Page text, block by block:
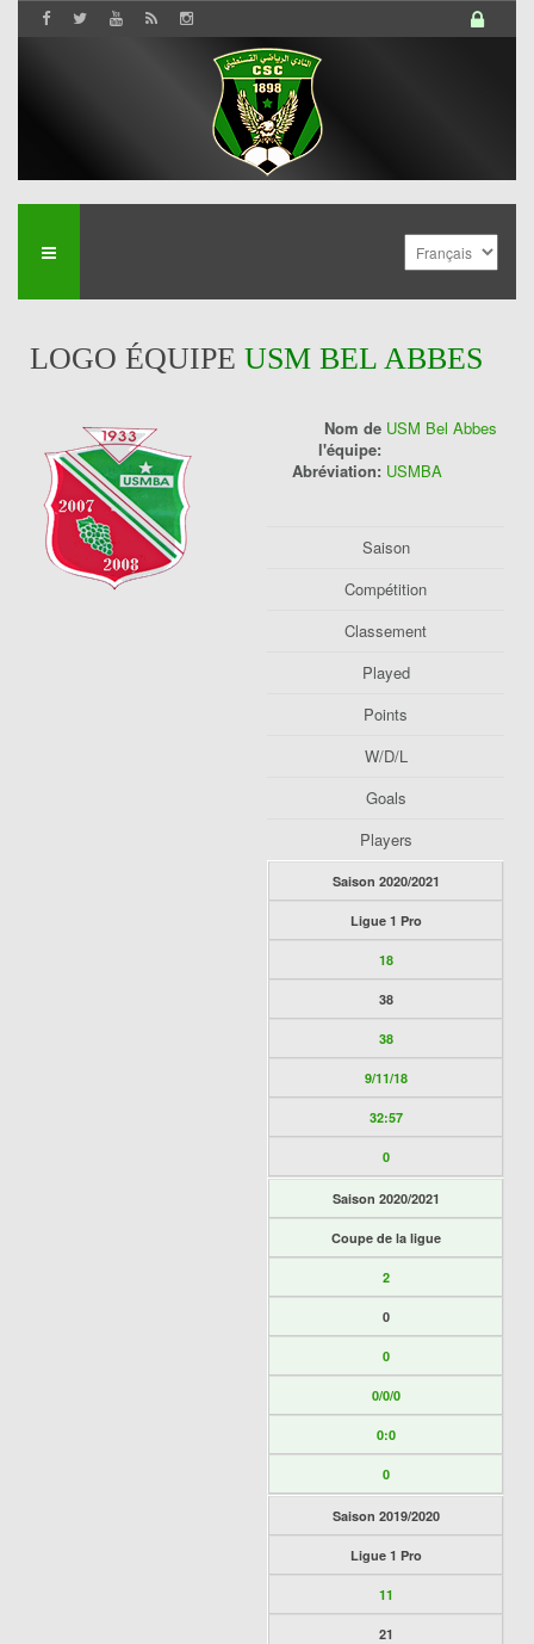
LOGO ÉQUIPE USM BEL ABBES
Nom de
l'équipe:
USM Bel Abbes
Abréviation: USMBA
History
Saison
Compétition
Classement
Played
Points
W/D/L
Goals
Players
Saison 2020/2021
Ligue 1 Pro
18
38
38
9/11/18
32:57
0
Saison 2020/2021
Coupe de la ligue
2
0
0
0/0/0
0:0
0
Saison 2019/2020
Ligue 1 Pro
11
21